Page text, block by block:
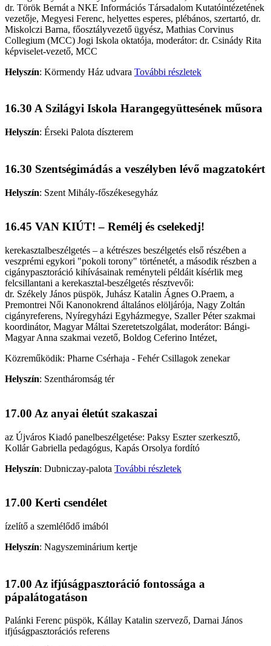
dr. Török Bernát a NKE Információs Társadalom Kutatóintézetének
vezetője, Megyesi Ferenc, helyettes esperes, plébános, szertartó, dr.
Miskolczi Barna, főosztályvezető ügyész, Mathias Corvinus
Collegium (MCC) Jogi Iskola oktatója, moderátor: dr. Csinády Rita
képviselet-vezető, MCC
Helyszín: Körmendy Ház udvara További részletek
16.30 A Szilágyi Iskola Harangegyüttesének műsora
Helyszín: Érseki Palota díszterem
16.30 Szentségimádás a veszélyben lévő magzatokért
Helyszín: Szent Mihály-főszékesegyház
16.45 VAN KIÚT! – Remélj és cselekedj!
kerekasztalbeszélgetés – a kétrészes beszélgetés első részében a
veszprémi egykori "pokoli torony" történetét, a második részben a
cigánypasztoráció kihívásainak reményteli példáit kísérlik meg
felcsillantani a kerekasztal-beszélgetés résztvevői:
dr. Székely János püspök, Juhász Katalin Ágnes O.Praem, a
Premontrei Női Kanonokrend általános elöljárója, Nagy Zoltán
cigányreferens, Nyíregyházi Egyházmegye, Szaller Péter szakmai
koordinátor, Magyar Máltai Szeretetszolgálat, moderátor: Bángi-
Magyar Anna szakmai vezető, Boldog Ceferino Intézet,
Közreműködik: Pharne Csérhaja - Fehér Csillagok zenekar
Helyszín: Szentháromság tér
17.00 Az anyai életút szakaszai
az Újváros Kiadó panelbeszélgetése: Paksy Eszter szerkesztő,
Kollár Gabriella pedagógus, Kapás Orsolya fordító
Helyszín: Dubniczay-palota További részletek
17.00 Kerti csendélet
ízelítő a szemlélődő imából
Helyszín: Nagyszeminárium kertje
17.00 Az ifjúságpasztoráció fontossága a
pápalátogatáson
Palánki Ferenc püspök, Kállay Katalin szervező, Darnai János
ifjúságpasztorációs referens